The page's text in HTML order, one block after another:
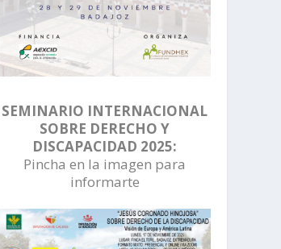
SEMINARIO INTERNACIONAL
SOBRE DERECHO Y
DISCAPACIDAD 2025:
Pincha en la imagen para
informarte